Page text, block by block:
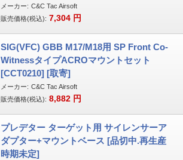
メーカー: C&C Tac Airsoft
販売価格(税込): 7,304 円
SIG(VFC) GBB M17/M18用 SP Front Co-
WitnessタイプACROマウントセット
[CCT0210] [取寄]
メーカー: C&C Tac Airsoft
販売価格(税込): 8,882 円
プレデター ターゲット用 サイレンサーア
ダプター+マウントベース [品切中.再生産
時期未定]